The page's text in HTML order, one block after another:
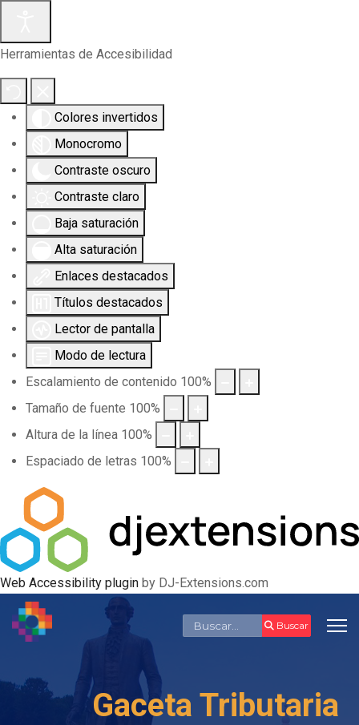
Herramientas de Accesibilidad
Colores invertidos
Monocromo
Contraste oscuro
Contraste claro
Baja saturación
Alta saturación
Enlaces destacados
Títulos destacados
Lector de pantalla
Modo de lectura
Escalamiento de contenido 100%
Tamaño de fuente 100%
Altura de la línea 100%
Espaciado de letras 100%
Web Accessibility plugin by DJ-Extensions.com
Buscar Buscar
Gaceta Tributaria